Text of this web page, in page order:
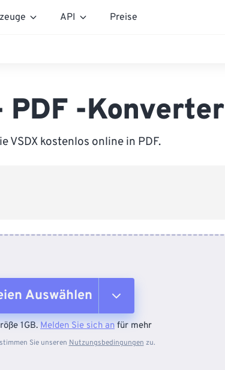
API Preise
PDF -Konverter
VSDX kostenlos online in PDF.
Auswählen
Gerät
1GB. Melden Sie sich an für mehr
Sie unseren Nutzungsbedingungen zu.